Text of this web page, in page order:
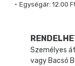
Egységár: 12.00
Személyes
vagy Bacsó